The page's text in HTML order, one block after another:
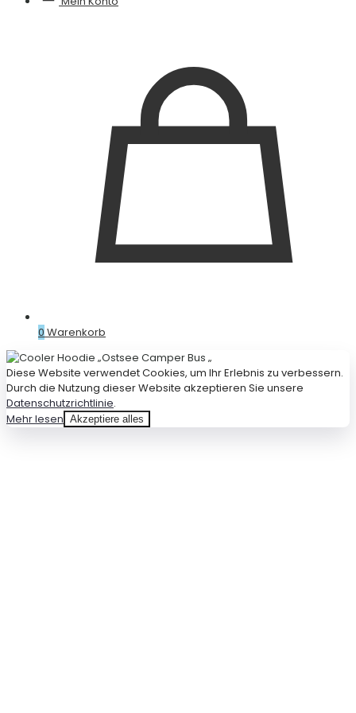
0 Warenkorb
Diese Website verwendet Cookies, um Ihr Erlebnis zu verbessern.
Durch die Nutzung dieser Website akzeptieren Sie unsere
Datenschutzrichtlinie.
Mehr lesen Akzeptiere alles